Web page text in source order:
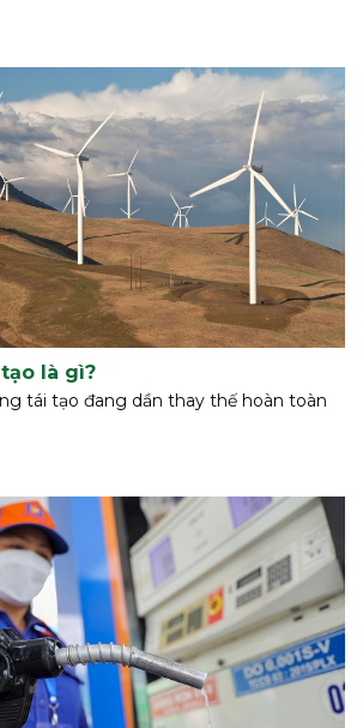
là gì?
tái tạo đang dần thay thế hoàn toàn